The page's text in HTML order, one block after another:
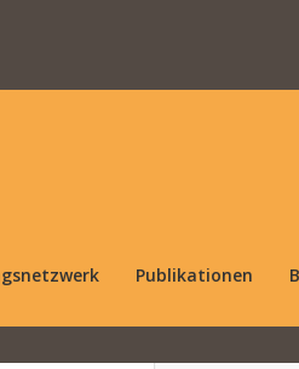
Publikationen